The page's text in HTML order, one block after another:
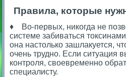
Правила, которые
♦ Во-первых, никогда не
системе забиваться
она настолько зашлакуется,
очень трудно. Если ситуация
контроля, своевременно
специалисту.